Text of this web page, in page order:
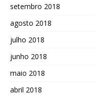
setembro 2018
agosto 2018
julho 2018
junho 2018
maio 2018
abril 2018